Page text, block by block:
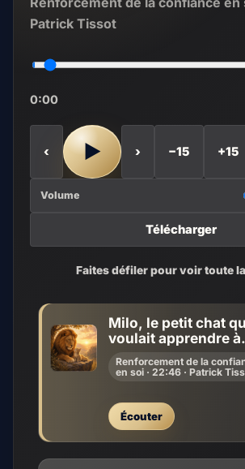
Patrick Tissot
0:00
‹ ▶ › −15 +15
Volume
Télécharger
Faites défiler pour voir toute
1
Milo, le petit chat
voulait apprendre à
rugir
Renforcement de la
en soi · 22:46 · Patrick
Écouter